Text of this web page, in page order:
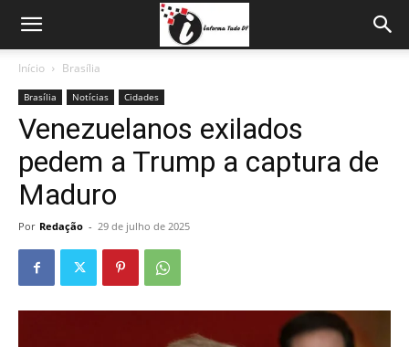
Início Brasília
Brasília Notícias Cidades
Venezuelanos exilados
pedem a Trump a captura de
Maduro
Por Redação - 29 de julho de 2025